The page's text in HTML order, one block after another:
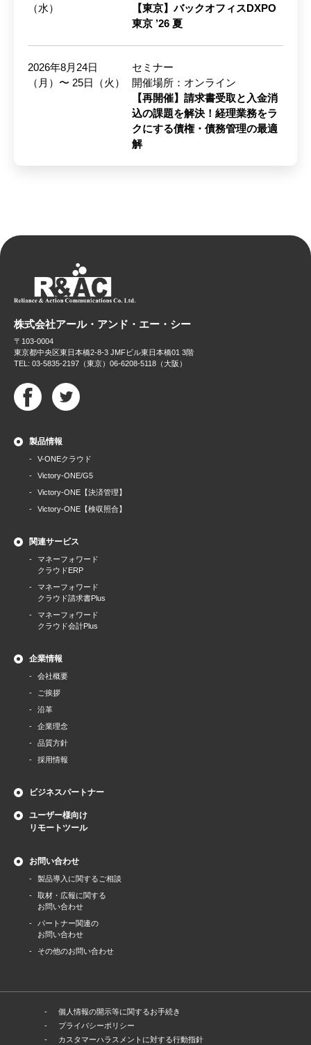
（水）
【東京】バックオフィスDXPO
東京 ’26 夏
2026年8月24日
（月）〜 25日（火）
セミナー
開催場所：オンライン
【再開催】請求書受取と入金消
込の課題を解決！経理業務をラ
クにする債権・債務管理の最適
解
株式会社アール・アンド・エー・シー
〒103-0004
東京都中央区東日本橋2-8-3 JMFビル東日本橋01 3階
TEL: 03-5835-2197（東京）06-6208-5118（大阪）
製品情報
V-ONEクラウド
Victory-ONE/G5
Victory-ONE【決済管理】
Victory-ONE【検収照合】
関連サービス
マネーフォワード
クラウドERP
マネーフォワード
クラウド請求書Plus
マネーフォワード
クラウド会計Plus
企業情報
会社概要
ご挨拶
沿革
企業理念
品質方針
採用情報
ビジネスパートナー
ユーザー様向け
リモートツール
お問い合わせ
製品導⼊に関するご相談
取材・広報に関する
お問い合わせ
パートナー関連の
お問い合わせ
その他のお問い合わせ
個人情報の開示等に関するお手続き
プライバシーポリシー
カスタマーハラスメントに対する行動指針